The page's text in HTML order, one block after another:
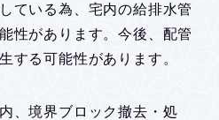
ている為、宅内の給排水管
性があります。今後、配管
する可能性があります。
、境界ブロック撤去・処